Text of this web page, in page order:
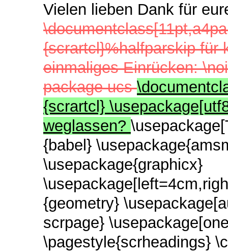
Vielen lieben Dank für
{scrartcl}%halfparskip für
einmaliges Einrücken:
package ucs
{scrartcl}
weglassen?
{babel}
\usepackage{graphicx}
{geometry}
scrpage}
\pagestyle{scrheadings}